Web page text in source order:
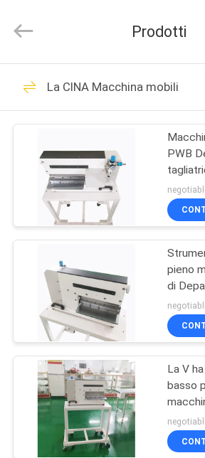
CASA
PRODOTTI
MOSTRA
CIRCA
DELLA
FABBRICA
CONTATTICI
NOTIZIE
YUYANG
INSTRUMENT
All
Reserved.
collaudo di
infiammabilità
Tester
infiammabilità
tester
infiammabilità
Prodotti
La CINA Macchina mobili
PWB
pieno
di
TIC
La V
basso
lineare